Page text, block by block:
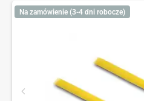
Na zamówienie (3-4 dni robocze)